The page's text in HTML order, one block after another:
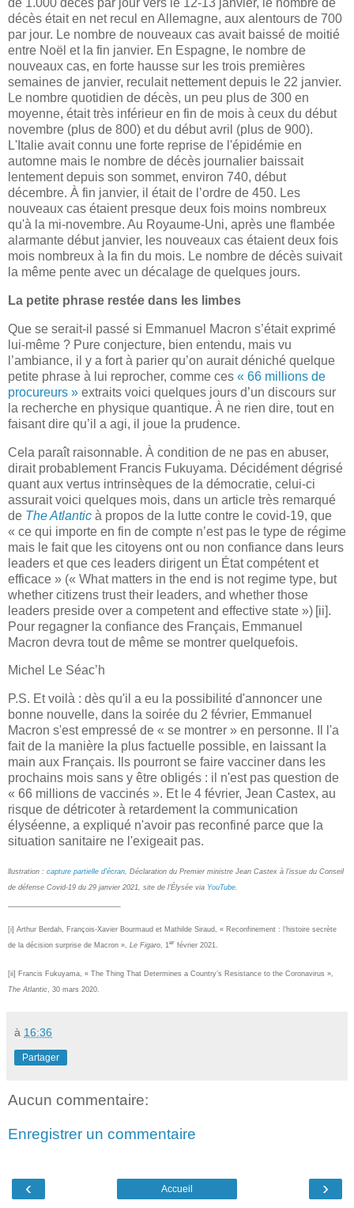
de 1.000 décès par jour vers le 12-13 janvier, le nombre de
décès était en net recul en Allemagne, aux alentours de 700
par jour. Le nombre de nouveaux cas avait baissé de moitié
entre Noël et la fin janvier. En Espagne, le nombre de
nouveaux cas, en forte hausse sur les trois premières
semaines de janvier, reculait nettement depuis le 22 janvier.
Le nombre quotidien de décès, un peu plus de 300 en
moyenne, était très inférieur en fin de mois à ceux du début
novembre (plus de 800) et du début avril (plus de 900).
L'Italie avait connu une forte reprise de l'épidémie en
automne mais le nombre de décès journalier baissait
lentement depuis son sommet, environ 740, début
décembre. À fin janvier, il était de l’ordre de 450. Les
nouveaux cas étaient presque deux fois moins nombreux
qu'à la mi-novembre. Au Royaume-Uni, après une flambée
alarmante début janvier, les nouveaux cas étaient deux fois
mois nombreux à la fin du mois. Le nombre de décès suivait
la même pente avec un décalage de quelques jours.
La petite phrase restée dans les limbes
Que se serait-il passé si Emmanuel Macron s’était exprimé
lui-même ? Pure conjecture, bien entendu, mais vu
l’ambiance, il y a fort à parier qu’on aurait déniché quelque
petite phrase à lui reprocher, comme ces « 66 millions de
procureurs » extraits voici quelques jours d’un discours sur
la recherche en physique quantique. À ne rien dire, tout en
faisant dire qu’il a agi, il joue la prudence.
Cela paraît raisonnable. À condition de ne pas en abuser,
dirait probablement Francis Fukuyama. Décidément dégrisé
quant aux vertus intrinsèques de la démocratie, celui-ci
assurait voici quelques mois, dans un article très remarqué
de The Atlantic à propos de la lutte contre le covid-19, que
« ce qui importe en fin de compte n’est pas le type de régime
mais le fait que les citoyens ont ou non confiance dans leurs
leaders et que ces leaders dirigent un État compétent et
efficace » (« What matters in the end is not regime type, but
whether citizens trust their leaders, and whether those
leaders preside over a competent and effective state ») [ii].
Pour regagner la confiance des Français, Emmanuel
Macron devra tout de même se montrer quelquefois.
Michel Le Séac’h
P.S. Et voilà : dès qu'il a eu la possibilité d'annoncer une
bonne nouvelle, dans la soirée du 2 février, Emmanuel
Macron s'est empressé de « se montrer » en personne. Il l'a
fait de la manière la plus factuelle possible, en laissant la
main aux Français. Ils pourront se faire vacciner dans les
prochains mois sans y être obligés : il n'est pas question de
« 66 millions de vaccinés ». Et le 4 février, Jean Castex, au
risque de détricoter à retardement la communication
élyséenne, a expliqué n'avoir pas reconfiné parce que la
situation sanitaire ne l'exigeait pas.
llustration : capture partielle d’écran, Déclaration du Premier ministre Jean Castex à l’issue du Conseil
de défense Covid-19 du 29 janvier 2021, site de l’Élysée via YouTube.
[i] Arthur Berdah, François-Xavier Bourmaud et Mathilde Siraud, « Reconfinement : l’histoire secrète
de la décision surprise de Macron », Le Figaro , 1 er février 2021.
[ii] Francis Fukuyama, « The Thing That Determines a Country’s Resistance to the Coronavirus »,
The Atlantic , 30 mars 2020.
à 16:36
Partager
Aucun commentaire:
Enregistrer un commentaire
‹ ›
Accueil